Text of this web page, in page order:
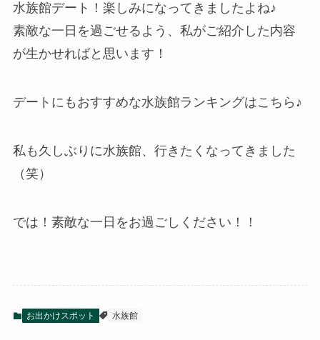
水族館デート！楽しみになってきましたよね♪
素敵な一日を過ごせるよう、私がご紹介した内容
が生かせればと思います！
デートにもおすすめな水族館ランキングはこちら♪
私も久しぶりに水族館、行きたくなってきました
（笑）
では！素敵な一日をお過ごしください！！
お出かけスポット 水族館